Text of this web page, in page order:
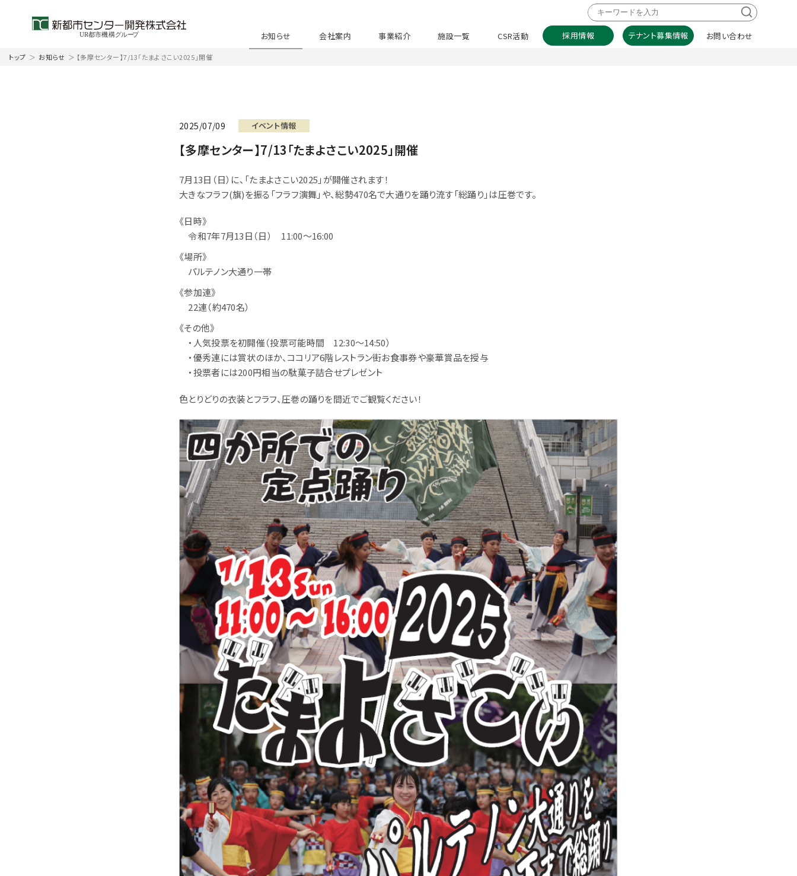
お知らせ 会社案内 事業紹介 施設一覧 CSR活動 採用情報 テナント募集情報 お問い合わせ
トップ ＞ お知らせ ＞ 【多摩センター】7/13「たまよさこい2025」開催
2025/07/09 イベント情報
【多摩センター】7/13「たまよさこい2025」開催
7月13日（日）に、「たまよさこい2025」が開催されます！
大きなフラフ(旗)を振る「フラフ演舞」や、総勢470名で大通りを踊り流す「総踊り」は圧巻です。
《日時》
令和7年7月13日（日） 11:00～16:00
《場所》
パルテノン大通り一帯
《参加連》
22連（約470名）
《その他》
・人気投票を初開催（投票可能時間 12:30～14:50）
・優秀連には賞状のほか、ココリア6階レストラン街お食事券や豪華賞品を授与
・投票者には200円相当の駄菓子詰合せプレゼント
色とりどりの衣装とフラフ、圧巻の踊りを間近でご観覧ください！